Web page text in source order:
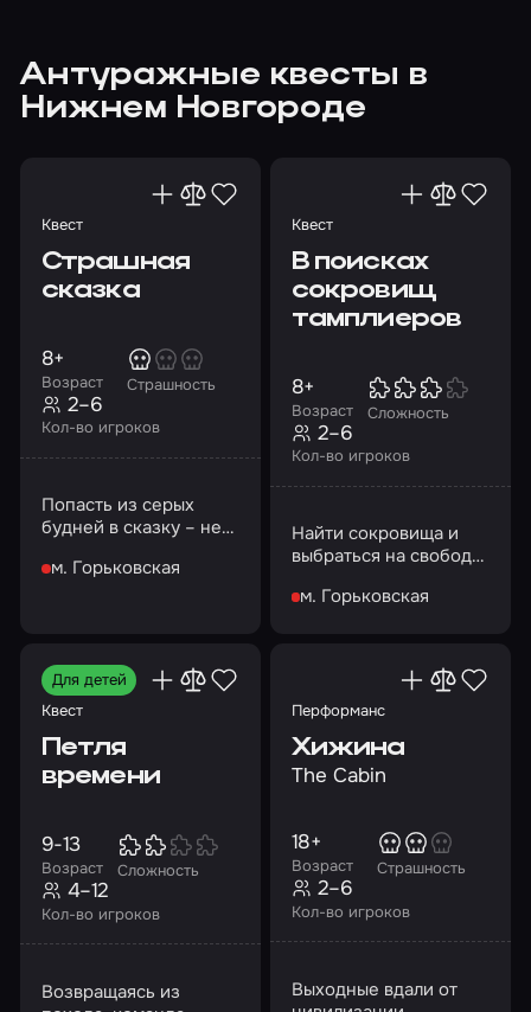
Антуражные квесты в
Нижнем Новгороде
Квест
Страшная
сказка
Возраст
8+
Страшность
Кол-во игроков
2–6
Попасть из серых
будней в сказку – нет
невозможного…
м. Горьковская
Квест
В поисках
сокровищ
тамплиеров
Возраст
8+
Сложность
Кол-во игроков
2–6
Найти сокровища и
выбраться на свободу
подземельях? Выбор
м. Горьковская
Для детей
Квест
Петля
времени
Возраст
9-13
Сложность
Кол-во игроков
4–12
Возвращаясь из
Перформанс
Хижина
The Cabin
Возраст
18+
Страшность
Кол-во игроков
2–6
Выходные вдали от